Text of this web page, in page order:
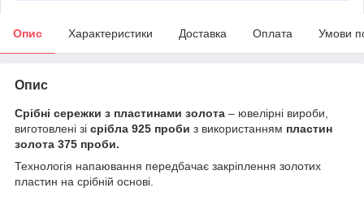
Опис Характеристики Доставка Оплата Умови
Опис
Срібні сережки з пластинами золота – ювелірні вироби,
виготовлені зі срібла 925 проби з використанням пластин
золота 375 проби.
Технологія напаювання передбачає закріплення золотих
пластин на срібній основі.